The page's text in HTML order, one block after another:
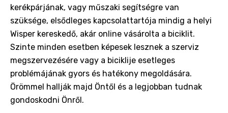
kerékpárjának, vagy műszaki segítségre van
szüksége, elsődleges kapcsolattartója mindig a helyi
Wisper kereskedő, akár online vásárolta a biciklit.
Szinte minden esetben képesek lesznek a szerviz
megszervezésére vagy a biciklije esetleges
problémájának gyors és hatékony megoldására.
Örömmel hallják majd Öntől és a legjobban tudnak
gondoskodni Önről.